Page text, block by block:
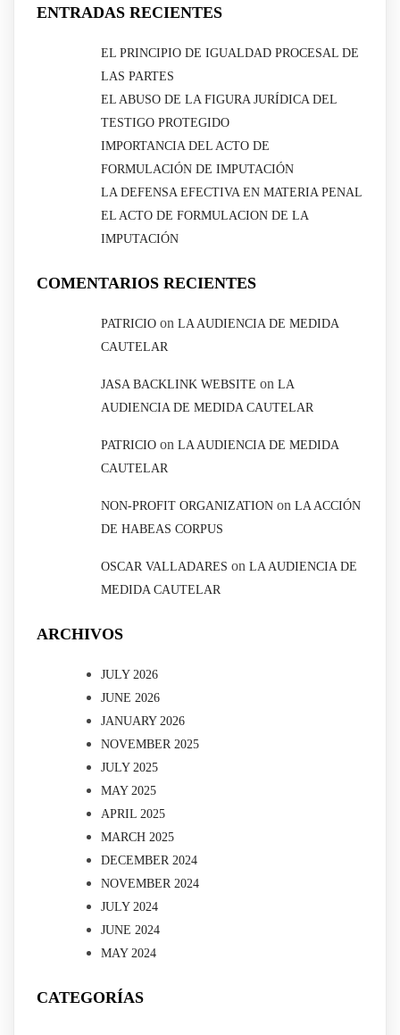
ENTRADAS RECIENTES
EL PRINCIPIO DE IGUALDAD PROCESAL DE
LAS PARTES
EL ABUSO DE LA FIGURA JURÍDICA DEL
TESTIGO PROTEGIDO
IMPORTANCIA DEL ACTO DE
FORMULACIÓN DE IMPUTACIÓN
LA DEFENSA EFECTIVA EN MATERIA PENAL
EL ACTO DE FORMULACION DE LA
IMPUTACIÓN
COMENTARIOS RECIENTES
PATRICIO on LA AUDIENCIA DE MEDIDA
CAUTELAR
JASA BACKLINK WEBSITE on LA
AUDIENCIA DE MEDIDA CAUTELAR
PATRICIO on LA AUDIENCIA DE MEDIDA
CAUTELAR
NON-PROFIT ORGANIZATION on LA ACCIÓN
DE HABEAS CORPUS
OSCAR VALLADARES on LA AUDIENCIA DE
MEDIDA CAUTELAR
ARCHIVOS
JULY 2026
JUNE 2026
JANUARY 2026
NOVEMBER 2025
JULY 2025
MAY 2025
APRIL 2025
MARCH 2025
DECEMBER 2024
NOVEMBER 2024
JULY 2024
JUNE 2024
MAY 2024
CATEGORÍAS